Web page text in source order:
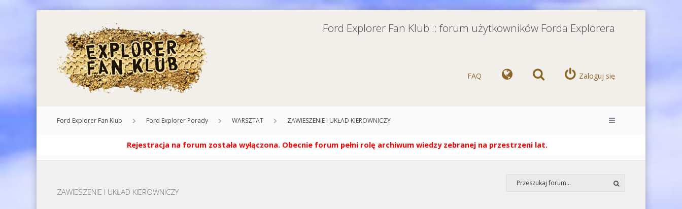
Ford Explorer Fan Klub :: forum użytkowników Forda Explorera
FAQ Zaloguj się
Ford Explorer Fan Klub Ford Explorer Porady WARSZTAT ZAWIESZENIE I UKŁAD KIEROWNICZY
Rejestracja na forum została wyłączona. Obecnie forum pełni rolę archiwum wiedzy zebranej na przestrzeni lat.
ZAWIESZENIE I UKŁAD KIEROWNICZY